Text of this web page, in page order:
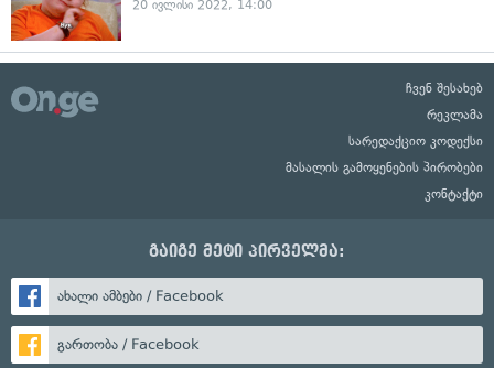
20 ივლისი 2022, 14:00
ჩვენ შესახებ
რეკლამა
სარედაქციო კოდექსი
მასალის გამოყენების პირობები
კონტაქტი
გაიგე მეტი პირველმა:
ახალი ამბები / Facebook
გართობა / Facebook